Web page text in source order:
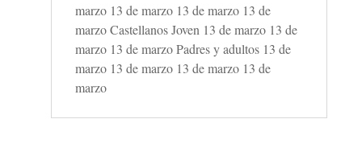
marzo 13 de marzo 13 de marzo 13 de
marzo Castellanos Joven 13 de marzo 13 de
marzo 13 de marzo Padres y adultos 13 de
marzo 13 de marzo 13 de marzo 13 de
marzo